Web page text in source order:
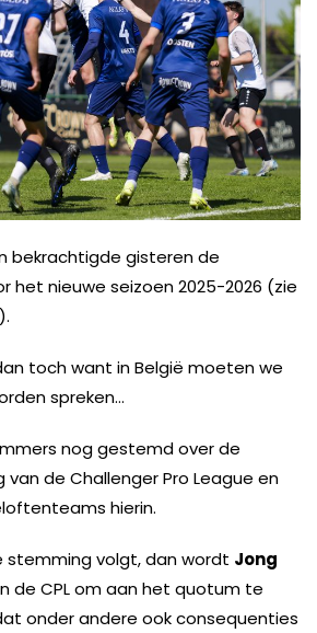
bekrachtigde gisteren de
het nieuwe seizoen 2025-2026 (zie
toch want in België moeten we
spreken…
nog gestemd over de
de Challenger Pro League en
hierin.
stemming volgt, dan wordt Jong
de CPL om aan het quotum te
onder andere ook consequenties